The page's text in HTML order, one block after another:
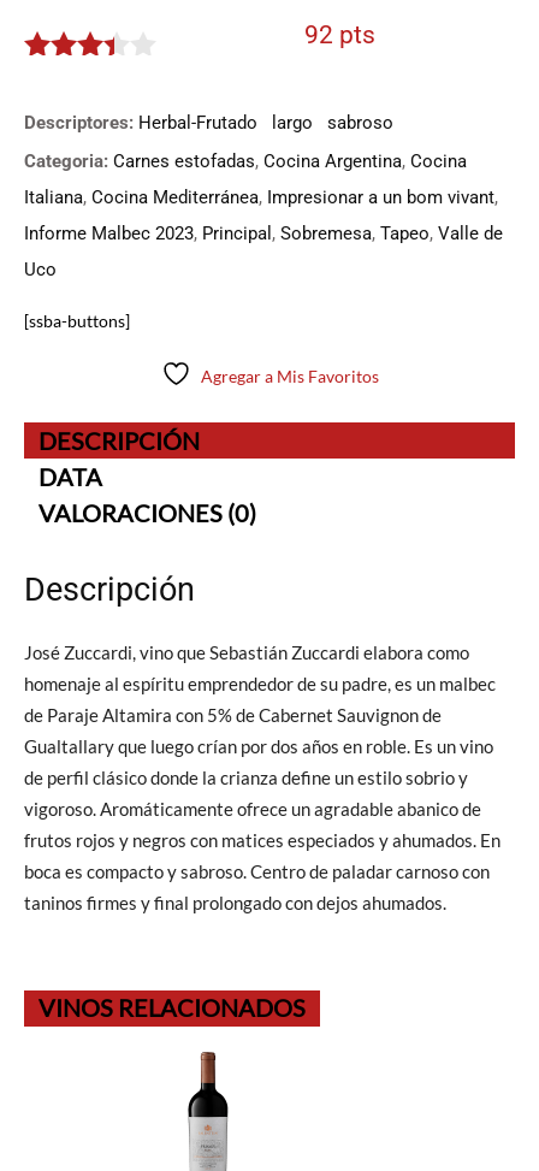
92 pts
Descriptores: Herbal-Frutado largo
sabroso
Categoria: Carnes estofadas, Cocina Argentina, Cocina
Italiana, Cocina Mediterránea, Impresionar a un bom vivant,
Informe Malbec 2023, Principal , Sobremesa, Tapeo, Valle de
Uco
[ssba-buttons]
Agregar a Mis Favoritos
DESCRIPCIÓN
DATA
VALORACIONES (0)
Descripción
José Zuccardi, vino que Sebastián Zuccardi elabora como
homenaje al espíritu emprendedor de su padre, es un malbec
de Paraje Altamira con 5% de Cabernet Sauvignon de
Gualtallary que luego crían por dos años en roble. Es un vino
de perfil clásico donde la crianza define un estilo sobrio y
vigoroso. Aromáticamente ofrece un agradable abanico de
frutos rojos y negros con matices especiados y ahumados. En
boca es compacto y sabroso. Centro de paladar carnoso con
taninos firmes y final prolongado con dejos ahumados.
VINOS RELACIONADOS